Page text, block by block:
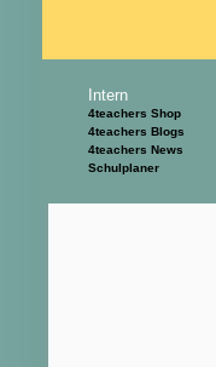
Intern
4teachers Shop
4teachers Blogs
4teachers News
Schulplaner